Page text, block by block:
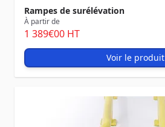
Rampes de surélévation
À partir de
1 389€00 HT
Voir le produit